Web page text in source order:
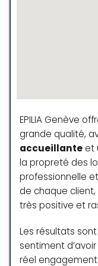
EPILIA Genève
grande qualité,
accueillante et
la propreté des
professionnelle
de chaque
très positive et
Les résultats
sentiment
réel